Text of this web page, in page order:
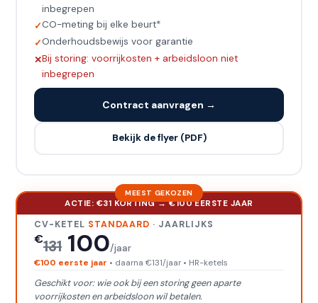
inbegrepen
CO-meting bij elke beurt*
Onderhoudsbewijs voor garantie
Bij storing: voorrijkosten + arbeidsloon niet
inbegrepen
Contract aanvragen →
Bekijk de flyer (PDF)
ACTIE: €31 KORTING → €100 EERSTE JAAR
CV-KETEL STANDAARD · JAARLIJKS
€131100/jaar
€100 eerste jaar • daarna €131/jaar • HR-ketels
Geschikt voor: wie ook bij een storing geen aparte
voorrijkosten en arbeidsloon wil betalen.